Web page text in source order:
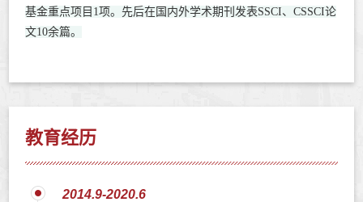
基金重点项目1项。先后在国内外学术期刊发表SSCI、CSSCI论
文10余篇。
教育经历
2014.9-2020.6